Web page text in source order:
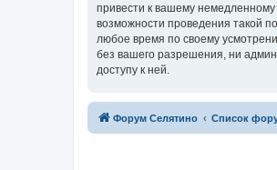
привести к вашему
возможности проведения такой
любое время по своему
без вашего разрешения, ни
доступу к ней.
Форум Селятино Список